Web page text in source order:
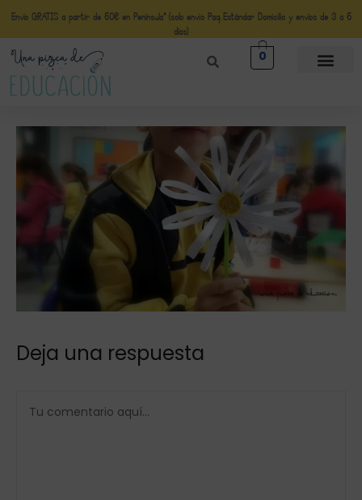
Envío GRATIS a partir de 50€ en Península* (solo envio Paq Estándar Domicilio y envíos de 3 a 5
días)
0
Deja una respuesta